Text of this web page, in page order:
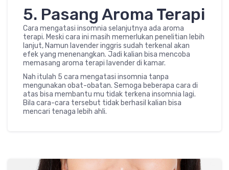
5. Pasang Aroma Terapi
Cara mengatasi insomnia selanjutnya ada aroma
terapi. Meski cara ini masih memerlukan penelitian lebih
lanjut, Namun lavender inggris sudah terkenal akan
efek yang menenangkan. Jadi kalian bisa mencoba
memasang aroma terapi lavender di kamar.
Nah itulah 5 cara mengatasi insomnia tanpa
mengunakan obat-obatan. Semoga beberapa cara di
atas bisa membantu mu tidak terkena insomnia lagi.
Bila cara-cara tersebut tidak berhasil kalian bisa
mencari tenaga lebih ahli.